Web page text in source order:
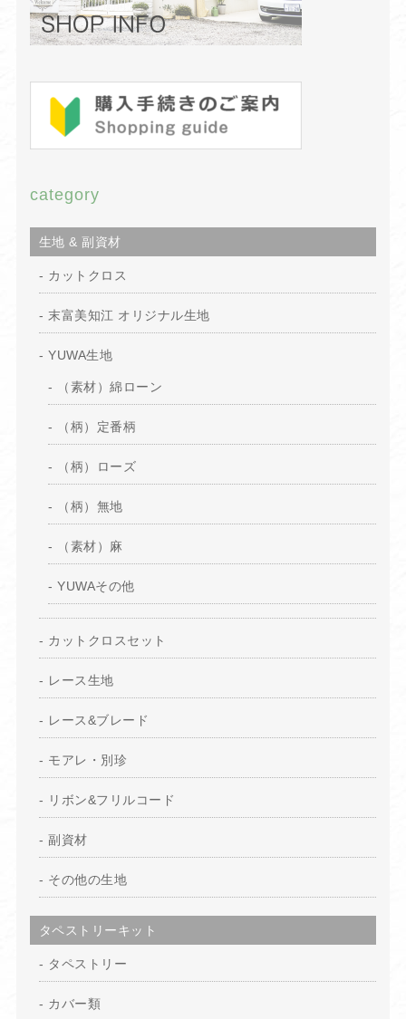
category
生地 & 副資材
カットクロス
末富美知江 オリジナル生地
YUWA生地
（素材）綿ローン
（柄）定番柄
（柄）ローズ
（柄）無地
（素材）麻
YUWAその他
カットクロスセット
レース生地
レース&ブレード
モアレ・別珍
リボン&フリルコード
副資材
その他の生地
タペストリーキット
タペストリー
カバー類